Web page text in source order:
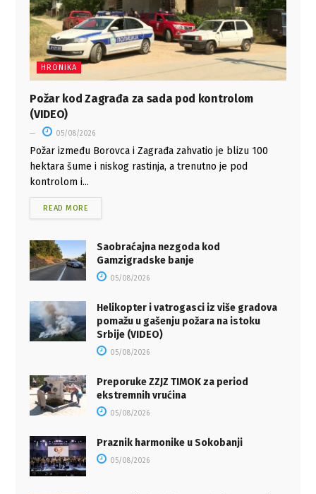
HRONIKA
Požar kod Zagrađa za sada pod kontrolom
(VIDEO)
05/08/2026
Požar između Borovca i Zagrađa zahvatio je blizu 100
hektara šume i niskog rastinja, a trenutno je pod
kontrolom i...
READ MORE
Saobraćajna nezgoda kod
Gamzigradske banje
05/08/2026
Helikopter i vatrogasci iz više gradova
pomažu u gašenju požara na istoku
Srbije (VIDEO)
05/08/2026
Preporuke ZZJZ TIMOK za period
ekstremnih vrućina
05/08/2026
Praznik harmonike u Sokobanji
05/08/2026